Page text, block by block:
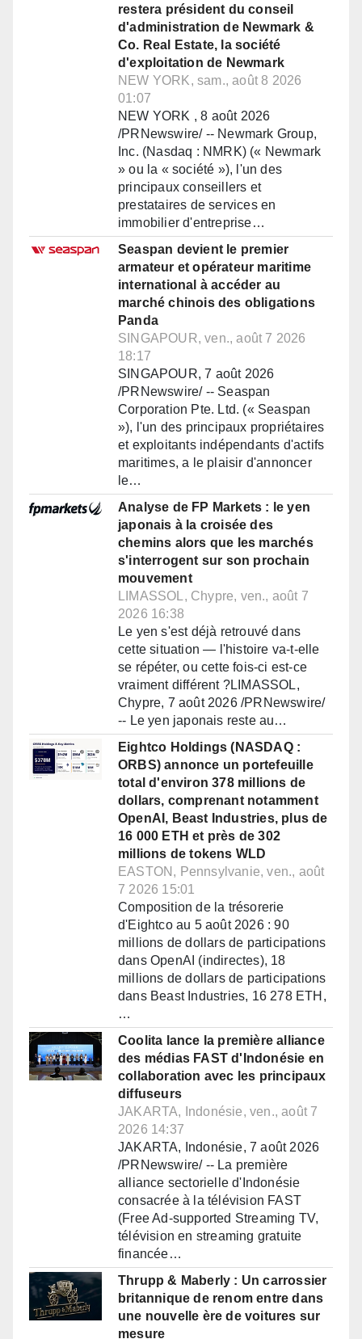
restera président du conseil
d'administration de Newmark &
Co. Real Estate, la société
d'exploitation de Newmark
NEW YORK, sam., août 8 2026
01:07
NEW YORK , 8 août 2026
/PRNewswire/ -- Newmark Group,
Inc. (Nasdaq : NMRK) (« Newmark
» ou la « société »), l'un des
principaux conseillers et
prestataires de services en
immobilier d'entreprise…
Seaspan devient le premier
armateur et opérateur maritime
international à accéder au
marché chinois des obligations
Panda
SINGAPOUR, ven., août 7 2026
18:17
SINGAPOUR, 7 août 2026
/PRNewswire/ -- Seaspan
Corporation Pte. Ltd. (« Seaspan
»), l'un des principaux propriétaires
et exploitants indépendants d'actifs
maritimes, a le plaisir d'annoncer
le…
Analyse de FP Markets : le yen
japonais à la croisée des
chemins alors que les marchés
s'interrogent sur son prochain
mouvement
LIMASSOL, Chypre, ven., août 7
2026 16:38
Le yen s'est déjà retrouvé dans
cette situation — l'histoire va-t-elle
se répéter, ou cette fois-ci est-ce
vraiment différent ?LIMASSOL,
Chypre, 7 août 2026 /PRNewswire/
-- Le yen japonais reste au…
Eightco Holdings (NASDAQ :
ORBS) annonce un portefeuille
total d'environ 378 millions de
dollars, comprenant notamment
OpenAI, Beast Industries, plus de
16 000 ETH et près de 302
millions de tokens WLD
EASTON, Pennsylvanie, ven., août
7 2026 15:01
Composition de la trésorerie
d'Eightco au 5 août 2026 : 90
millions de dollars de participations
dans OpenAI (indirectes), 18
millions de dollars de participations
dans Beast Industries, 16 278 ETH,
…
Coolita lance la première alliance
des médias FAST d'Indonésie en
collaboration avec les principaux
diffuseurs
JAKARTA, Indonésie, ven., août 7
2026 14:37
JAKARTA, Indonésie, 7 août 2026
/PRNewswire/ -- La première
alliance sectorielle d'Indonésie
consacrée à la télévision FAST
(Free Ad-supported Streaming TV,
télévision en streaming gratuite
financée…
Thrupp & Maberly : Un carrossier
britannique de renom entre dans
une nouvelle ère de voitures sur
mesure